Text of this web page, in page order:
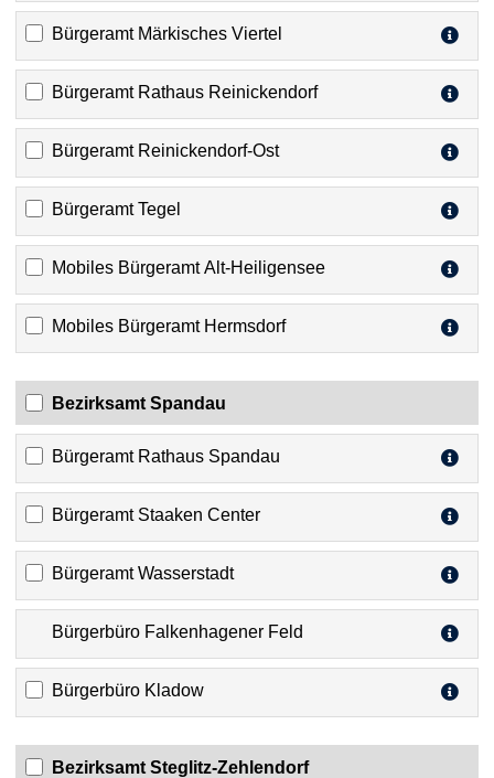
Bürgeramt Märkisches Viertel
Bürgeramt Rathaus Reinickendorf
Bürgeramt Reinickendorf-Ost
Bürgeramt Tegel
Mobiles Bürgeramt Alt-Heiligensee
Mobiles Bürgeramt Hermsdorf
Bezirksamt Spandau
Bürgeramt Rathaus Spandau
Bürgeramt Staaken Center
Bürgeramt Wasserstadt
Bürgerbüro Falkenhagener Feld
Bürgerbüro Kladow
Bezirksamt Steglitz-Zehlendorf